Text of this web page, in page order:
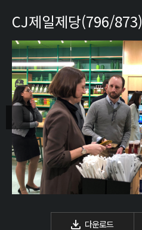
CJ제일제당(796/873)
다운로드